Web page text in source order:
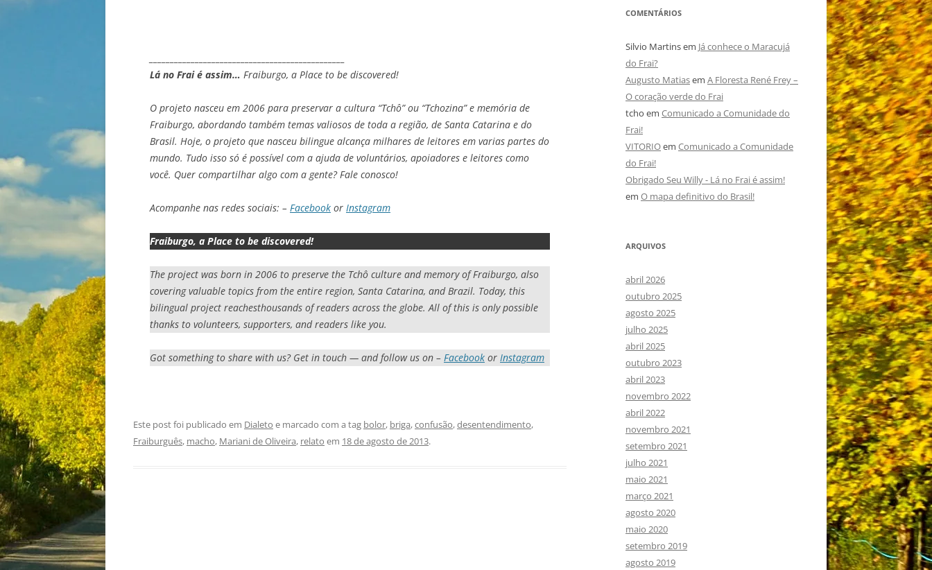
Lá no Frai é assim… Fraiburgo, a Place to be discovered!
O projeto nasceu em 2006 para preservar a cultura “Tchô” ou “Tchozina” e memória de
Fraiburgo, abordando também temas valiosos de toda a região, de Santa Catarina e do
Brasil. Hoje, o projeto que nasceu bilingue alcança milhares de leitores em varias partes do
mundo. Tudo isso só é possível com a ajuda de voluntários, apoiadores e leitores como
você. Quer compartilhar algo com a gente? Fale conosco!
Acompanhe nas redes sociais: – Facebook or Instagram
Fraiburgo, a Place to be discovered!
The project was born in 2006 to preserve the Tchô culture and memory of Fraiburgo, also
covering valuable topics from the entire region, Santa Catarina, and Brazil. Today, this
bilingual project reachesthousands of readers across the globe. All of this is only possible
thanks to volunteers, supporters, and readers like you.
Got something to share with us? Get in touch — and follow us on – Facebook or Instagram
Este post foi publicado em Dialeto e marcado com a tag bolor, briga,confusão,desentendimento,
Fraiburguês, macho, Mariani de Oliveira, relato em 18 de agosto de 2013.
COMENTÁRIOS
Silvio Martinsem Já conhece o Maracujá
do Frai?
Augusto Matiasem A Floresta René Frey –
O coração verde do Frai
tcho em Comunicado a Comunidade do
Frai!
VITORIOem Comunicado a Comunidade
do Frai!
Obrigado Seu Willy - Lá no Frai é assim!
em O mapa definitivo do Brasil!
ARQUIVOS
abril 2026
outubro 2025
agosto 2025
julho 2025
abril 2025
outubro 2023
abril 2023
novembro 2022
abril 2022
novembro 2021
setembro 2021
julho 2021
maio 2021
março 2021
agosto 2020
maio 2020
setembro 2019
agosto 2019